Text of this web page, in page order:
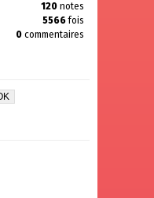
120 notes
5566fois
0 commentaires